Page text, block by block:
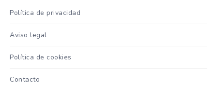
Política de privacidad
Aviso legal
Política de cookies
Contacto